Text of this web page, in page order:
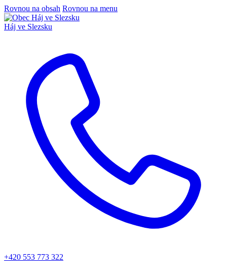
Rovnou na obsah Rovnou na menu
Háj ve Slezsku
+420 553 773 322